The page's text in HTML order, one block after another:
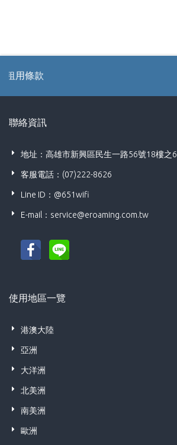
用條款
聯絡資訊
地址：高雄市新興區民生一路56號18樓之6
客服電話：(07)222-8626
Line ID：@651wifi
E-mail： service@eroaming.com.tw
使用地區一覽
港澳大陸
亞洲
大洋洲
北美洲
南美洲
歐洲